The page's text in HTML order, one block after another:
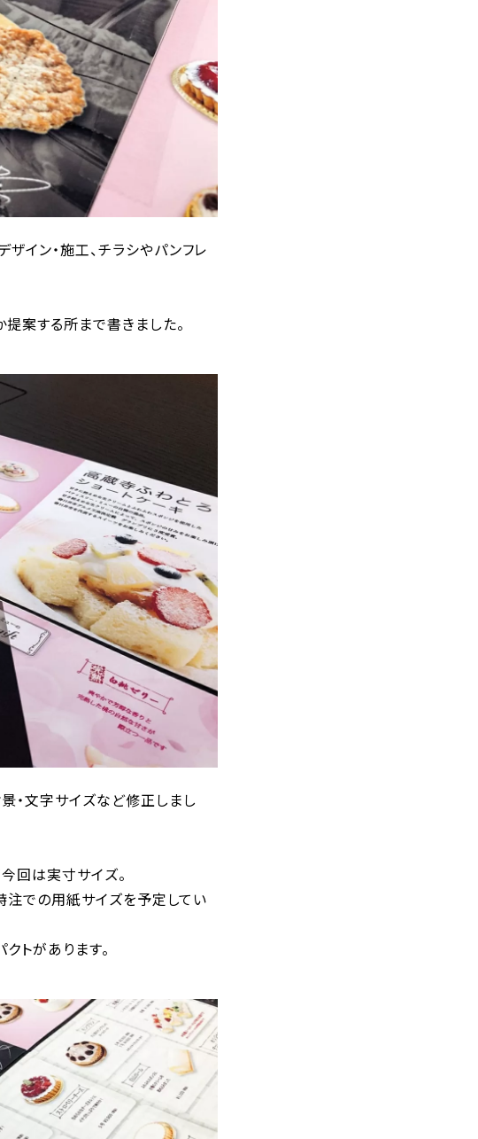
イン・施工、チラシやパンフレ
案する所まで書きました。
・文字サイズなど修正しまし
回は実寸サイズ。
注での用紙サイズを予定してい
トがあります。